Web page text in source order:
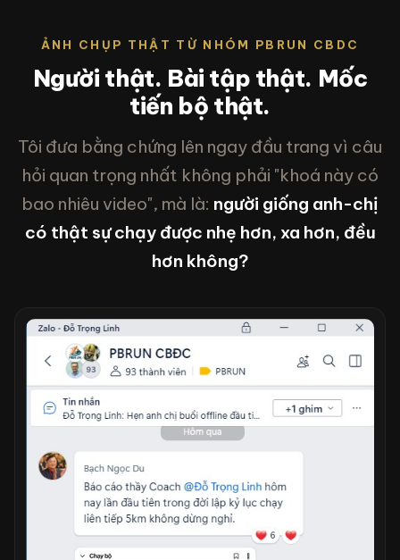
ẢNH CHỤP THẬT TỪ NHÓM PBRUN CBDC
Người thật. Bài tập thật. Mốc
tiến bộ thật.
Tôi đưa bằng chứng lên ngay đầu trang vì câu
hỏi quan trọng nhất không phải "khoá này có
bao nhiêu video", mà là: người giống anh-chị
có thật sự chạy được nhẹ hơn, xa hơn, đều
hơn không?